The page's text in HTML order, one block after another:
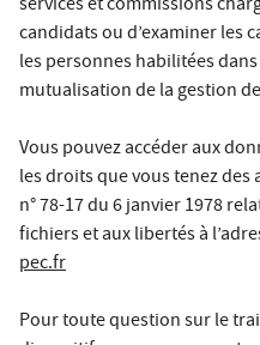
candidats ou d’examiner les
les personnes habilitées
mutualisation de la gestion
Vous pouvez accéder aux
les droits que vous tenez des
n° 78-17 du 6 janvier 1978
fichiers et aux libertés à
pec.fr
Pour toute question sur le